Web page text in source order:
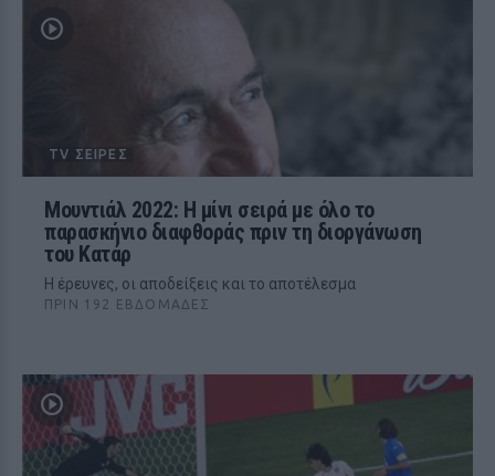
TV ΣΕΙΡΈΣ
Μουντιάλ 2022: Η μίνι σειρά με όλο το
παρασκήνιο διαφθοράς πριν τη διοργάνωση
του Κατάρ
Η έρευνες, οι αποδείξεις και το αποτέλεσμα
ΠΡΙΝ 192 ΕΒΔΟΜΆΔΕΣ